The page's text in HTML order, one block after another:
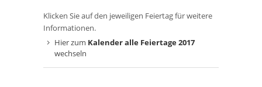
Klicken Sie auf den jeweiligen Feiertag für weitere
Informationen.
Hier zum Kalender alle Feiertage 2017
wechseln